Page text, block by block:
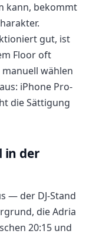
kann, bekommt
gut, ist
Floor oft
wählen
iPhone Pro-
die Sättigung
in der
— der DJ-Stand
die Adria
20:15 und